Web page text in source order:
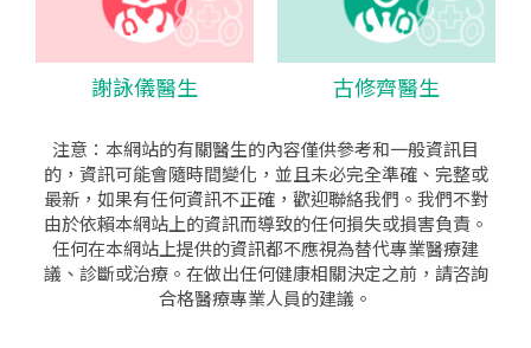
謝詠儀醫生 古修齊醫生
注意：本網站的有關醫生的內容僅供參考和一般資訊目
的，資訊可能會隨時間變化，並且未必完全準確、完整或
最新，如果有任何資訊不正確，歡迎聯絡我們。我們不對
由於依賴本網站上的資訊而導致的任何損失或損害負責。
任何在本網站上提供的資訊都不應視為替代專業醫療建
議、診斷或治療。在做出任何健康相關決定之前，請咨詢
合格醫療專業人員的建議。